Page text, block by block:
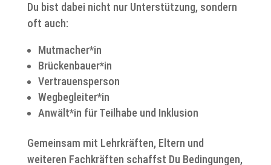
Du bist dabei nicht nur Unterstützung, sondern
oft auch:
Mutmacher*in
Brückenbauer*in
Vertrauensperson
Wegbegleiter*in
Anwält*in für Teilhabe und Inklusion
Gemeinsam mit Lehrkräften, Eltern und
weiteren Fachkräften schaffst Du Bedingungen,